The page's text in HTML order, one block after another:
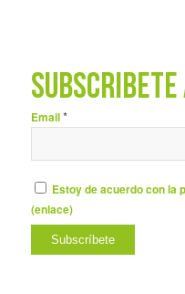
Email*
Estoy de acuerdo con la
(enlace)